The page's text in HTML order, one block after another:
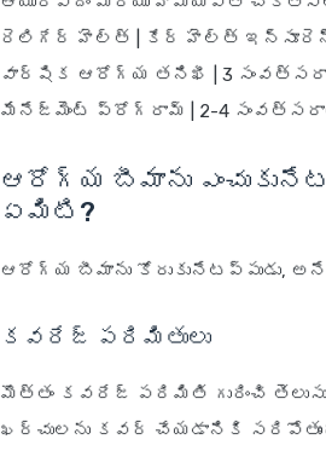
రెలిగేర్ హెల్త్ | కేర్ హెల్త్
వార్షిక ఆరోగ్య తనిఖీ | 3
మేనేజ్‌మెంట్ ప్రోగ్రామ్ | 2-4
ఆరోగ్య బీమాను
ఏమిటి?
ఆరోగ్య బీమాను కోరుకునేటప్పుడు, అనేక
కవరేజ్ పరిమితులు
మొత్తం కవరేజ్ పరిమితి గురించి
ఖర్చులను కవర్ చేయడానికి